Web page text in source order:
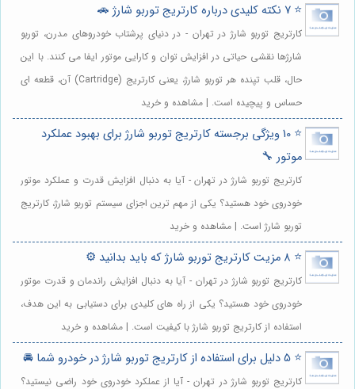
⭐️ 7 نکته کلیدی درباره کارتریج توربو شارژ 🚗
کارتریج توربو شارژ در تهران - در دنیای پرشتاب خودروهای مدرن، توربو
شارژها نقشی حیاتی در افزایش توان و کارایی موتور ایفا می کنند. با این
حال، قلب تپنده هر توربو شارژ، یعنی کارتریج (Cartridge) آن، قطعه ای
حساس و پیچیده است. | مشاهده و خرید
⭐️ 10 ویژگی برجسته کارتریج توربو شارژ برای بهبود عملکرد
موتور 🔧
کارتریج توربو شارژ در تهران - آیا به دنبال افزایش قدرت و عملکرد موتور
خودروی خود هستید؟ یکی از مهم ترین اجزای سیستم توربو شارژ، کارتریج
توربو شارژ است. | مشاهده و خرید
⭐️ 8 مزیت کارتریج توربو شارژ که باید بدانید ⚙️
کارتریج توربو شارژ در تهران - آیا به دنبال افزایش راندمان و قدرت موتور
خودروی خود هستید؟ یکی از راه های کلیدی برای دستیابی به این هدف،
استفاده از کارتریج توربو شارژ با کیفیت است. | مشاهده و خرید
⭐️ 5 دلیل برای استفاده از کارتریج توربو شارژ در خودرو شما 🚘
کارتریج توربو شارژ در تهران - آیا از عملکرد خودروی خود راضی نیستید؟